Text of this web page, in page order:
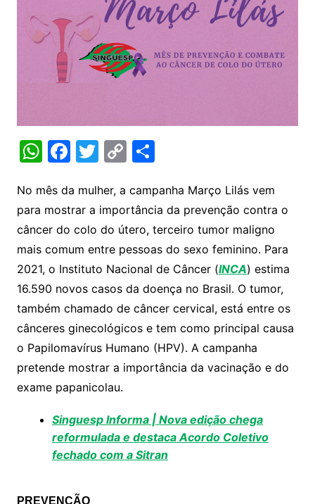
W
at
s
A
p
p
F
c
e
b
o
o
k
T
itt
er
C
p
y
Li
n
k
S
ar
e
No mês da mulher, a campanha Março Lilás vem
para mostrar a importância da prevenção contra o
câncer do colo do útero, terceiro tumor maligno
mais comum entre pessoas do sexo feminino. Para
2021, o Instituto Nacional de Câncer (INCA) estima
16.590 novos casos da doença no Brasil. O tumor,
também chamado de câncer cervical, está entre os
cânceres ginecológicos e tem como principal causa
o Papilomavírus Humano (HPV). A campanha
pretende mostrar a importância da vacinação e do
exame papanicolau.
Singuesp Informa | Nova edição chega
reformulada e destaca Acordo Coletivo
fechado com a Sitran
PREVENÇÃO